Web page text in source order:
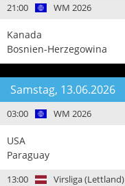
21:00 WM 2026
Kanada
Bosnien-Herzegowina
Samstag, 13.06.2026
03:00 WM 2026
USA
Paraguay
13:00 Virsliga (Lettland)